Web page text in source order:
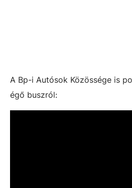
A Bp-i Autósok Közössége is
égő buszról: